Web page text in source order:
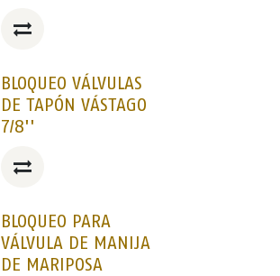
BLOQUEO VÁLVULAS
DE TAPÓN VÁSTAGO
7/8''
BLOQUEO PARA
VÁLVULA DE MANIJA
DE MARIPOSA